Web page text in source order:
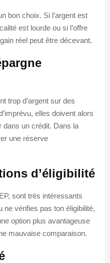
bon choix. Si l’argent est
est lourde ou si l’offre
réel peut être décevant.
trop d’argent sur des
elles doivent alors
dans un crédit. Dans la
une réserve
d’éligibilité
sont très intéressants
vérifies pas ton éligibilité,
option plus avantageuse
mauvaise comparaison.